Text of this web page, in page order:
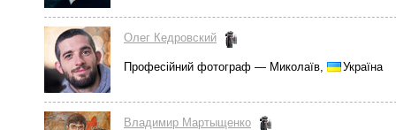
Олег Кедровский
Професійний фотограф — Миколаїв, Україна
Владимир Мартыщенко